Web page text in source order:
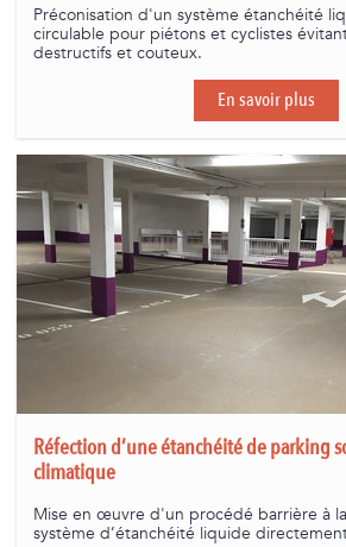
Préconisation d'un système étanchéité
circulable pour piétons et cyclistes
destructifs et couteux.
En savoir plus
Réfection d’une étanchéité de parking
climatique
Mise en œuvre d'un procédé barrière à
système d’étanchéité liquide